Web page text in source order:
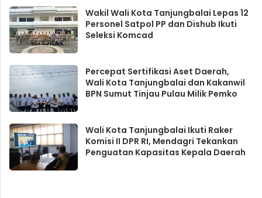
Wakil Wali Kota Tanjungbalai Lepas 12
Personel Satpol PP dan Dishub Ikuti
Seleksi Komcad
Percepat Sertifikasi Aset Daerah,
Wali Kota Tanjungbalai dan Kakanwil
BPN Sumut Tinjau Pulau Milik Pemko
Wali Kota Tanjungbalai Ikuti Raker
Komisi II DPR RI, Mendagri Tekankan
Penguatan Kapasitas Kepala Daerah